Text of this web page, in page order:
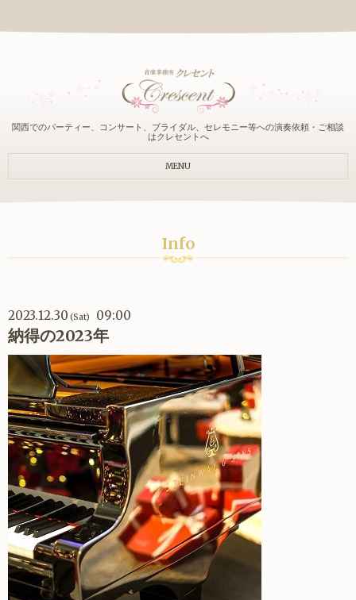
関西でのパーティー、コンサート、ブライダル、セレモニー等への演奏依頼・ご相談
はクレセントへ
MENU
Info
2023.12.30 (Sat) 09:00
納得の2023年